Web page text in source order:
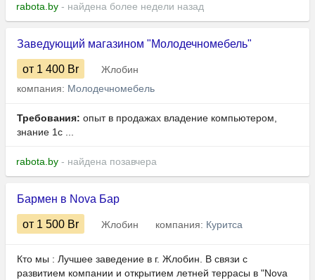
rabota.by - найдена более недели назад
Заведующий магазином "Молодечномебель"
от 1 400 Br
Жлобин
компания: Молодечномебель
Требования: опыт в продажах владение компьютером,
знание 1с ...
rabota.by - найдена позавчера
Бармен в Nova Бар
от 1 500 Br Жлобин компания: Куритса
Кто мы : Лучшее заведение в г. Жлобин. В связи с
развитием компании и открытием летней террасы в "Nova